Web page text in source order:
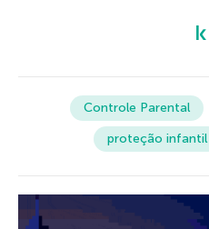
Controle Parental
proteção infantil